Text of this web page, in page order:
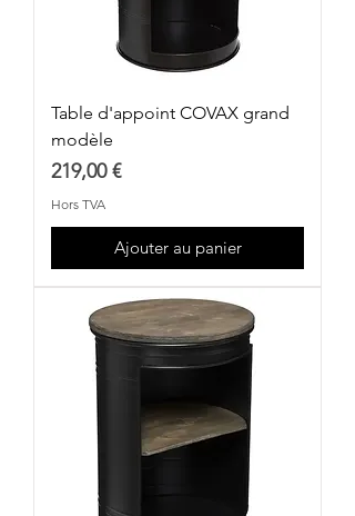
Table d'appoint COVAX grand
modèle
Prix
219,00 €
Hors TVA
Ajouter au panier